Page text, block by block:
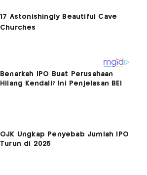
Benarkah IPO Buat Perusahaan
Hilang Kendali? Ini Penjelasan BEI
OJK Ungkap Penyebab Jumlah IPO
Turun di 2025